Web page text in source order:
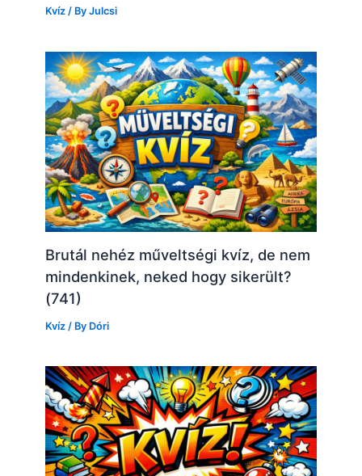
Kvíz / ByJulcsi
Brutál nehéz műveltségi kvíz, de nem
mindenkinek, neked hogy sikerült?
(741)
Kvíz / By Dóri